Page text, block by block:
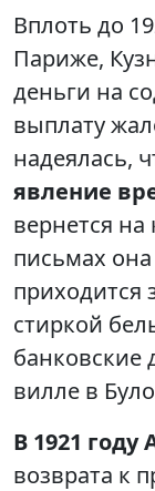
Вплоть до
Париже,
деньги на
выплату
надеялась,
явление
вернется на
письмах
приходится
стиркой
банковские
вилле в
В 1921
возврата к